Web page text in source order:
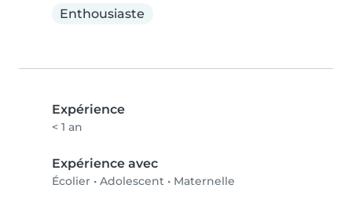
Enthousiaste
Expérience
< 1 an
Expérience avec
Écolier • Adolescent • Maternelle